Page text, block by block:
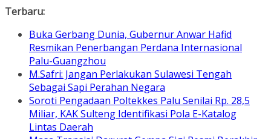
Skip
content
Terbaru:
Buka Gerbang Dunia, Gubernur Anwar Hafid
Resmikan Penerbangan Perdana Internasional
Palu-Guangzhou
M.Safri: Jangan Perlakukan Sulawesi Tengah
Sebagai Sapi Perahan Negara
Soroti Pengadaan Poltekkes Palu Senilai Rp. 28,5
Miliar, KAK Sulteng Identifikasi Pola E-Katalog
Lintas Daerah